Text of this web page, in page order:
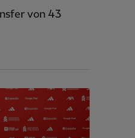
von 43